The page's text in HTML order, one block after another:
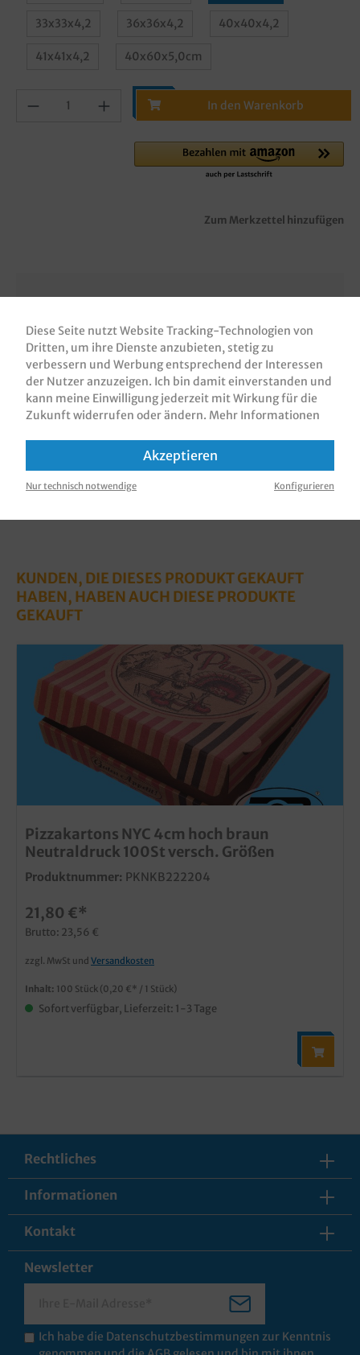
33x33x4,2 36x36x4,2 40x40x4,2
41x41x4,2 40x60x5,0cm
In den Warenkorb
Zum Merkzettel hinzufügen
Pizzakartons / Pizzaboxen / Pizzaschachteln, braun,
Neutralmotiv "Pizzabäcker", Kraft, Faltart New York,
ca. 40mm hoch, vers…Mehr
Bewertungen
Informationen zur Produktsicherheit
KUNDEN, DIE DIESES PRODUKT GEKAUFT
HABEN, HABEN AUCH DIESE PRODUKTE
GEKAUFT
Pizzakartons NYC 4cm hoch braun
Neutraldruck 100St versch. Größen
Produktnummer: PKNKB222204
21,80 €*
Brutto: 23,56 €
zzgl. MwSt und Versandkosten
Inhalt: 100 Stück (0,20 €* / 1 Stück)
Sofort verfügbar, Lieferzeit: 1-3 Tage
Rechtliches
Informationen
Kontakt
Newsletter
Ich habe die Datenschutzbestimmungen zur Kenntnis
Diese Seite nutzt Website Tracking-Technologien von
Dritten, um ihre Dienste anzubieten, stetig zu
verbessern und Werbung entsprechend der Interessen
der Nutzer anzuzeigen. Ich bin damit einverstanden und
kann meine Einwilligung jederzeit mit Wirkung für die
Zukunft widerrufen oder ändern. Mehr Informationen
Akzeptieren
Nur technisch notwendige Konfigurieren